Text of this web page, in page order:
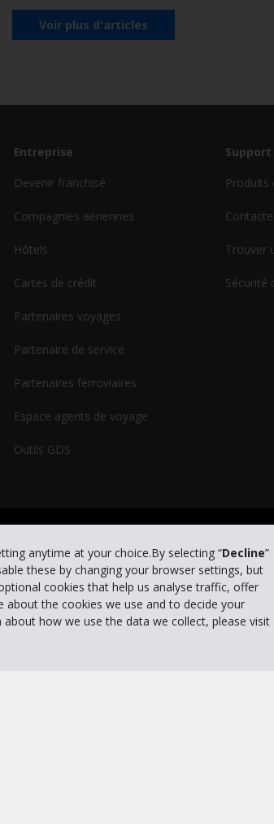
anytime at your choice.By selecting “Decline”
these by changing your browser settings, but
cookies that help us analyse traffic, offer
the cookies we use and to decide your
about how we use the data we collect, please visit
Voir plus d'articles
Entreprise
Devenir franchisé
Compagnies aériennes
Hôtels
Cartes de crédit
Partenaires voyages
Partenaire de service
Partenaires ferroviaires
Espace agents de voyage
Outils GDS
Produits
Trouver
Sécurité